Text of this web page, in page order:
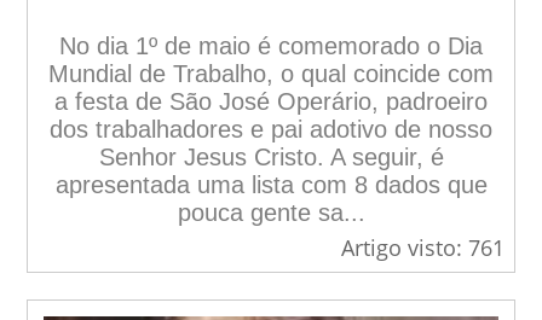
No dia 1º de maio é comemorado o Dia
Mundial de Trabalho, o qual coincide com
a festa de São José Operário, padroeiro
dos trabalhadores e pai adotivo de nosso
Senhor Jesus Cristo. A seguir, é
apresentada uma lista com 8 dados que
pouca gente sa...
Artigo visto: 761